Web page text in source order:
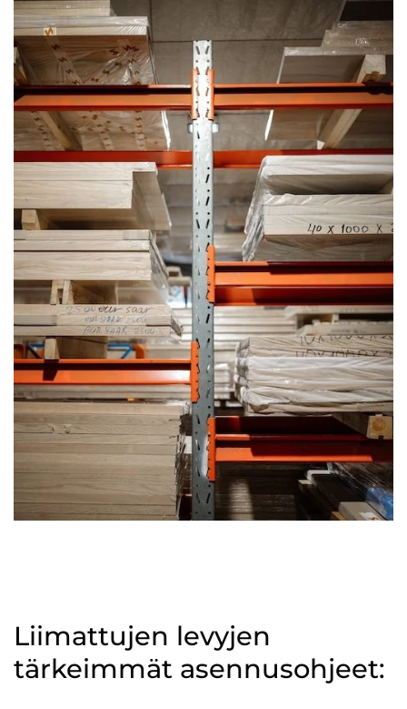
Liimattujen levyjen
tärkeimmät asennusohjeet: